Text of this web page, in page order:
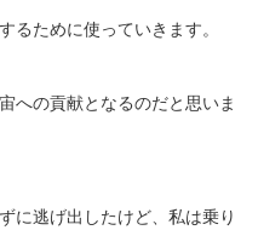
るために使っていきます。
への貢献となるのだと思いま
に逃げ出したけど、私は乗り